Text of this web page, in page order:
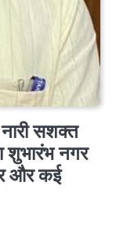
सशक्त
शुभारंभ नगर
और कई